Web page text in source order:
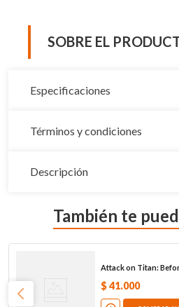
SOBRE EL
Especificaciones
Términos y condiciones
Descripción
También te
Attack on Titan:
$ 41.000